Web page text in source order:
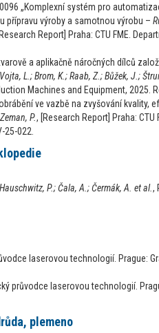
„Komplexní systém pro
přípravu výroby a samotnou výrobu –
Report] Praha: CTU FME.
a aplikačně náročných dílců
L.; Brom, K.; Raab, Z.; Bůžek, J.;
Machines and Equipment, 2025.
ve vazbě na zvyšování kvality,
P., [Research Report] Praha:
25-022.
Hauschwitz, P.; Čala, A.; Čermák, A. et al.,
laserovou technologií. Prague:
průvodce laserovou technologií.
plemeno